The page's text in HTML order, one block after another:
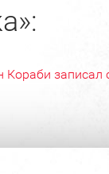
Кораби записал